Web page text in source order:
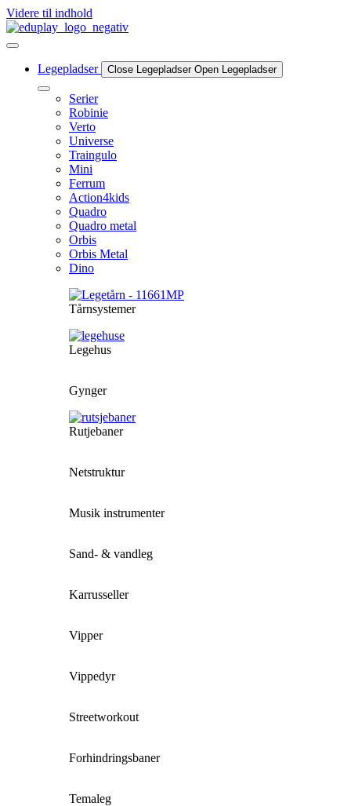
Videre til indhold
Legepladser Close Legepladser Open Legepladser
Serier
Robinie
Verto
Universe
Traingulo
Mini
Ferrum
Action4kids
Quadro
Quadro metal
Orbis
Orbis Metal
Dino
Tårnsystemer
Legehus
Gynger
Rutjebaner
Netstruktur
Musik instrumenter
Sand- & vandleg
Karrusseller
Vipper
Vippedyr
Streetworkout
Forhindringsbaner
Temaleg